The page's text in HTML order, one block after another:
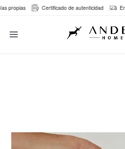
Certificado de autenticidad
Ir
contenido
MENU